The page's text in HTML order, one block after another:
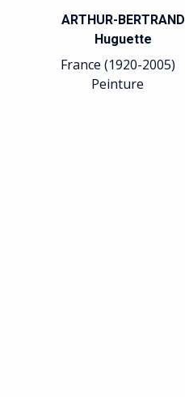
ARTHUR-BERTRAND
Huguette
France (1920-2005)
Peinture